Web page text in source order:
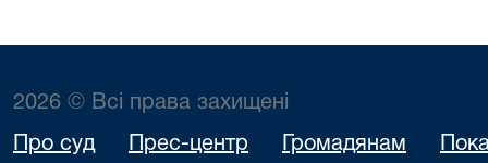
2026 © Всі права захищені
Про суд Прес-центр Громадянам